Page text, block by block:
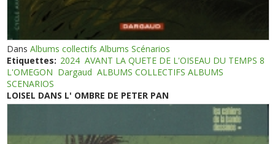
DansAlbums collectifs Albums Scénarios
Etiquettes: 2024 AVANT LA QUETE DE L'OISEAU DU TEMPS 8
L'OMEGON Dargaud ALBUMS COLLECTIFS ALBUMS
SCENARIOS
LOISEL DANS L' OMBRE DE PETER PAN